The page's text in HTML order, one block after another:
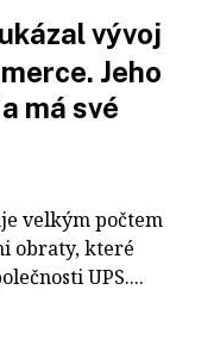
vývoj
Jeho
má své
velkým počtem
obraty, které
UPS....